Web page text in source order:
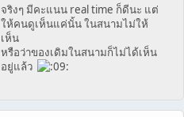
จริงๆ มีคะแนน real time ก็ดีนะ แต่
ให้คนดูเห็นแค่นั้น ในสนามไม่ให้
เห็น
หรือว่าของเดิมในสนามก็ไม่ได้เห็น
อยู่แล้ว